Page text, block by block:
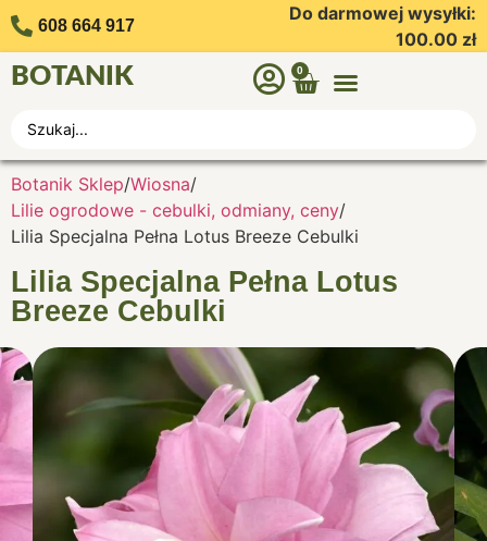
608 664 917
Do darmowej wysyłki:
100.00 zł
BOTANIK 0
Botanik Sklep/Wiosna/
Lilie ogrodowe - cebulki, odmiany, ceny/
Lilia Specjalna Pełna Lotus Breeze Cebulki
Lilia Specjalna Pełna Lotus
Breeze Cebulki